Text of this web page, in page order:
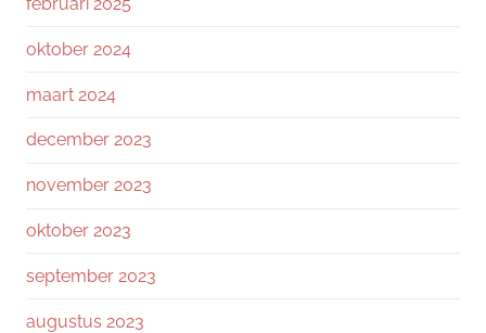
oktober 2024
maart 2024
december 2023
november 2023
oktober 2023
september 2023
augustus 2023